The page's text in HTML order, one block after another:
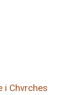
i Chvrches